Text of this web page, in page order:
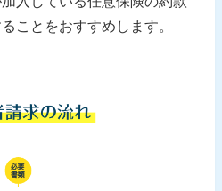
ことをおすすめします。